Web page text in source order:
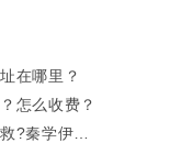
在哪里？
怎么收费？
?秦学伊顿